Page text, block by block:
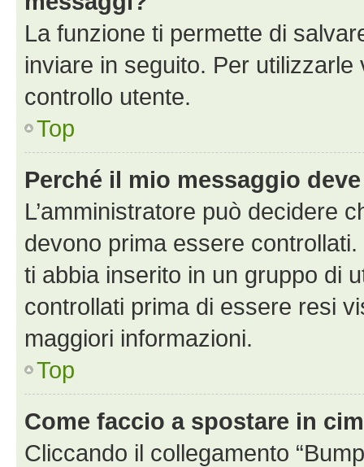
La funzione ti permette di
inviare in seguito. Per utilizzarle
controllo utente.
Top
Perché il mio messaggio
L’amministratore può decidere
devono prima essere
ti abbia inserito in un gruppo di
controllati prima di essere resi
maggiori informazioni.
Top
Come faccio a spostare in
Cliccando il collegamento